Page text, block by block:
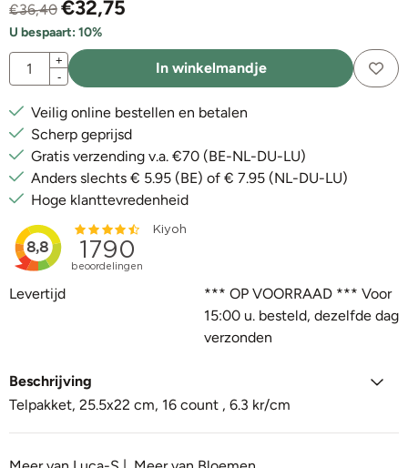
€36,40 €32,75
U bespaart:10%
Aantal
+
-
In winkelmandje
Veilig online bestellen en betalen
Scherp geprijsd
Gratis verzending v.a. €70 (BE-NL-DU-LU)
Anders slechts € 5.95 (BE) of € 7.95 (NL-DU-LU)
Hoge klanttevredenheid
Levertijd
*** OP VOORRAAD *** Voor
15:00 u. besteld, dezelfde dag
verzonden
Beschrijving
Telpakket, 25.5x22 cm, 16 count , 6.3 kr/cm